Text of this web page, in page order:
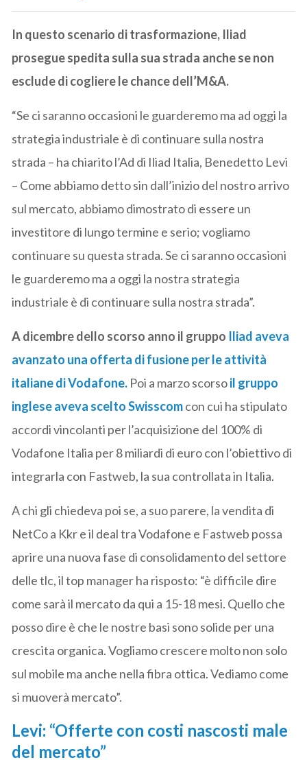
In questo scenario di trasformazione, Iliad
prosegue spedita sulla sua strada anche se non
esclude di cogliere le chance dell’M&A.
“Se ci saranno occasioni le guarderemo ma ad oggi la
strategia industriale è di continuare sulla nostra
strada – ha chiarito l’Ad di Iliad Italia, Benedetto Levi
– Come abbiamo detto sin dall’inizio del nostro arrivo
sul mercato, abbiamo dimostrato di essere un
investitore di lungo termine e serio; vogliamo
continuare su questa strada. Se ci saranno occasioni
le guarderemo ma a oggi la nostra strategia
industriale è di continuare sulla nostra strada”.
A dicembre dello scorso anno il gruppo Iliad aveva
avanzato una offerta di fusione per le attività
italiane di Vodafone. Poi a marzo scorsoil gruppo
inglese aveva scelto Swisscomcon cui ha stipulato
accordi vincolanti per l’acquisizione del 100% di
Vodafone Italia per 8 miliardi di euro con l’obiettivo di
integrarla con Fastweb, la sua controllata in Italia.
A chi gli chiedeva poi se, a suo parere, la vendita di
NetCo a Kkr e il deal tra Vodafone e Fastweb possa
aprire una nuova fase di consolidamento del settore
delle tlc, il top manager ha risposto: “è difficile dire
come sarà il mercato da qui a 15-18 mesi. Quello che
posso dire è che le nostre basi sono solide per una
crescita organica. Vogliamo crescere molto non solo
sul mobile ma anche nella fibra ottica. Vediamo come
si muoverà mercato”.
Levi: “Offerte con costi nascosti male
del mercato”